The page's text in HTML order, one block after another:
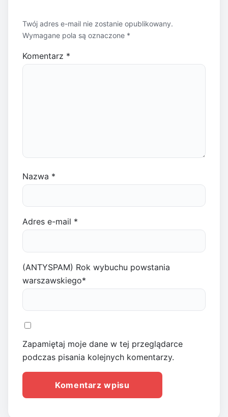
Twój adres e-mail nie zostanie opublikowany.
Wymagane pola są oznaczone *
Komentarz *
Nazwa *
Adres e-mail *
(ANTYSPAM) Rok wybuchu powstania
warszawskiego*
Zapamiętaj moje dane w tej przeglądarce
podczas pisania kolejnych komentarzy.